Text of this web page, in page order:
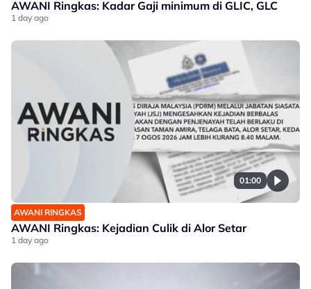
AWANI Ringkas: Kadar Gaji minimum di GLIC, GLC
1 day ago
01:00
AWANI RINGKAS
AWANI Ringkas: Kejadian Culik di Alor Setar
1 day ago